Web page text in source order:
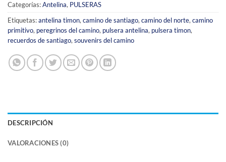
Categorías:Antelina, PULSERAS
Etiquetas:antelina timon,camino de santiago,camino del norte,camino
primitivo, peregrinos del camino, pulsera antelina, pulsera timon,
recuerdos de santiago,souvenirs del camino
DESCRIPCIÓN
VALORACIONES (0)